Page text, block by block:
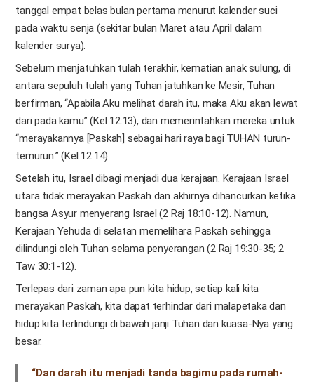
tanggal empat belas bulan pertama menurut kalender suci
pada waktu senja (sekitar bulan Maret atau April dalam
kalender surya).
Sebelum menjatuhkan tulah terakhir, kematian anak sulung, di
antara sepuluh tulah yang Tuhan jatuhkan ke Mesir, Tuhan
berfirman, “Apabila Aku melihat darah itu, maka Aku akan lewat
dari pada kamu” (Kel 12:13), dan memerintahkan mereka untuk
“merayakannya [Paskah] sebagai hari raya bagi TUHAN turun-
temurun.” (Kel 12:14).
Setelah itu, Israel dibagi menjadi dua kerajaan. Kerajaan Israel
utara tidak merayakan Paskah dan akhirnya dihancurkan ketika
bangsa Asyur menyerang Israel (2 Raj 18:10-12). Namun,
Kerajaan Yehuda di selatan memelihara Paskah sehingga
dilindungi oleh Tuhan selama penyerangan (2 Raj 19:30-35; 2
Taw 30:1-12).
Terlepas dari zaman apa pun kita hidup, setiap kali kita
merayakan Paskah, kita dapat terhindar dari malapetaka dan
hidup kita terlindungi di bawah janji Tuhan dan kuasa-Nya yang
besar.
“Dan darah itu menjadi tanda bagimu pada rumah-